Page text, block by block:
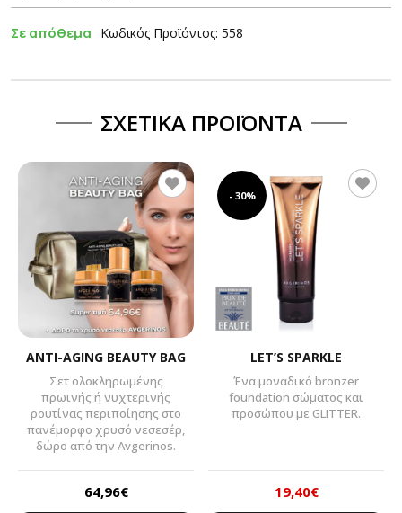
Σε απόθεμα Κωδικός Προϊόντος: 558
ΣΧΕΤΙΚΆ ΠΡΟΪΌΝΤΑ
ANTI-AGING BEAUTY BAG
Σετ ολοκληρωμένης
πρωινής ή νυχτερινής
ρουτίνας περιποίησης στο
πανέμορφο χρυσό νεσεσέρ,
δώρο από την Avgerinos.
64,96€
- 30%
LET’S SPARKLE
Ένα μοναδικό bronzer
foundation σώματος και
προσώπου με GLITTER.
19,40€